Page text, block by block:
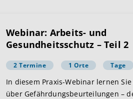
Webinar: Arbeits- und
Gesundheitsschutz – Teil 2
2 Termine 1 Orte Tage
In diesem Praxis-Webinar lernen Sie
über Gefährdungsbeurteilungen –